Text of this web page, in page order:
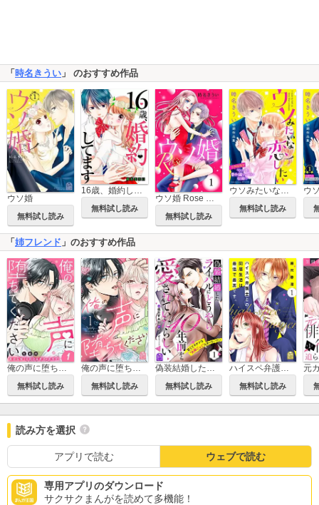
「 時名きうい 」 のおすすめ作品
ウソ婚
無料試し読み
16歳、婚約してます
無料試し読み
ウソ婚 Rose 分冊版
無料試し読み
ウソみたいな恋したい 時名きうい初期作品集
無料試し読み
「 姉フレンド 」のおすすめ作品
無料試し読み 無料試し読み 無料試し読み 無料試し読み
読み方を選択
アプリで読む ウェブで読む
専用アプリのダウンロード
サクサクまんがを読めて多機能！